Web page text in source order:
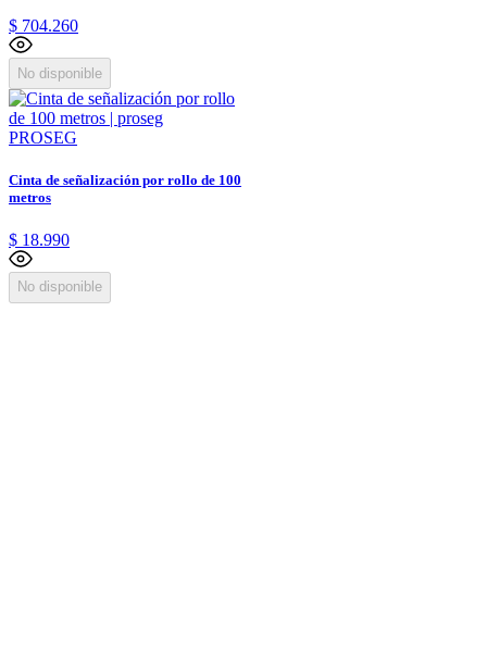
$ 704.260
No disponible
PROSEG
Cinta de señalización por rollo de 100
metros
$ 18.990
No disponible